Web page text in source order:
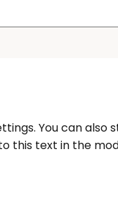
You can also
this text in the